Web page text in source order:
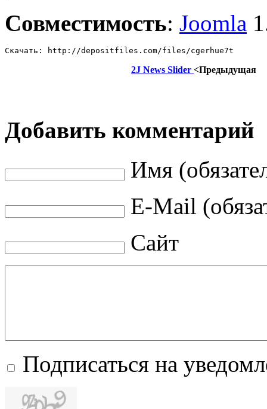
Совместимость: Joomla
Скачать: http://depositfiles.com/files/cgerhue7t
2J News Slider <Предыдущая
Добавить комментарий
Имя
E-Mail
Сайт
Подписаться на